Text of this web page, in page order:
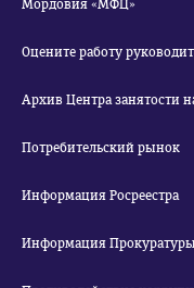
Мордовия «МФЦ»
Оцените работу
Архив Центра занятости
Потребительский рынок
Информация Росреестра
Информация